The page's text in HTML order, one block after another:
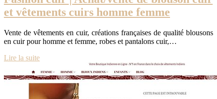
et vêtements cuirs homme femme
Vente de vêtements en cuir, créations françaises de qualité blousons
en cuir pour homme et femme, robes et pantalons cuir,…
Lire la suite